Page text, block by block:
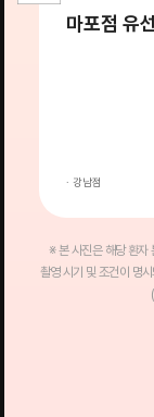
마포점 유
· 강남점
※ 본 사진은 해당 환자
촬영 시기 및 조건이 명